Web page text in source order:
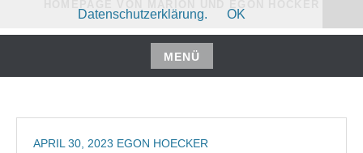
MENÜ
Zum
springen
APRIL 30, 2023 EGON HOECKER
Datenschutzerklärung.
OK